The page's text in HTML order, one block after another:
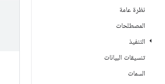
نظرة عامة
المصطلحات
التنفيذ
تنسيقات البيانات
السمات